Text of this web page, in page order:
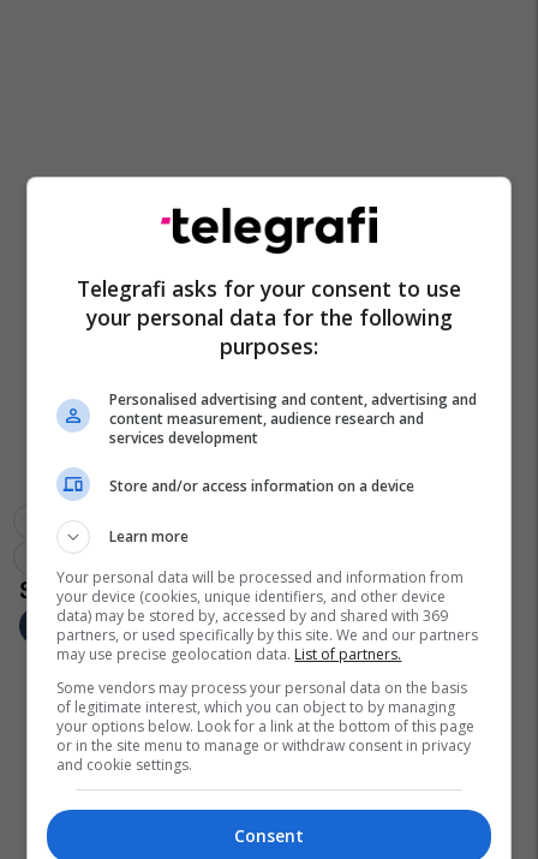
Kaja Kallas
Ngushtica E Hormuzit
Telegrafi asks for your consent to use
your personal data for the following
purposes:
Personalised advertising and content, advertising and
content measurement, audience research and
services development
Store and/or access information on a device
Learn more
Your personal data will be processed and information from
your device (cookies, unique identifiers, and other device
data) may be stored by, accessed by and shared with 369
partners, or used specifically by this site. We and our partners
may use precise geolocation data. List of partners.
Some vendors may process your personal data on the basis
of legitimate interest, which you can object to by managing
your options below. Look for a link at the bottom of this page
or in the site menu to manage or withdraw consent in privacy
and cookie settings.
Consent